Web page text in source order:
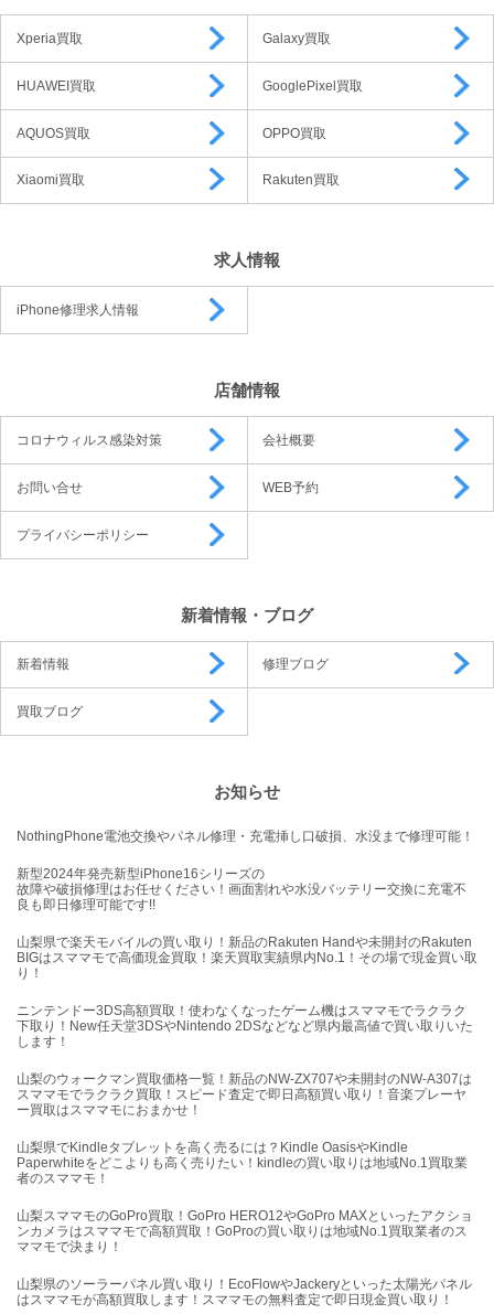
Xperia買取 Galaxy買取
HUAWEI買取 GooglePixel買取
AQUOS買取 OPPO買取
Xiaomi買取 Rakuten買取
求人情報
iPhone修理求人情報
店舗情報
コロナウィルス感染対策 会社概要
お問い合せ WEB予約
プライバシーポリシー
新着情報・ブログ
新着情報 修理ブログ
買取ブログ
お知らせ
NothingPhone電池交換やパネル修理・充電挿し口破損、水没まで修理可能！
新型2024年発売新型iPhone16シリーズの
故障や破損修理はお任せください！画面割れや水没バッテリー交換に充電不
良も即日修理可能です!!
山梨県で楽天モバイルの買い取り！新品のRakuten Handや未開封のRakuten
BIGはスママモで高価現金買取！楽天買取実績県内No.1！その場で現金買い取
り！
ニンテンドー3DS高額買取！使わなくなったゲーム機はスママモでラクラク
下取り！New任天堂3DSやNintendo 2DSなどなど県内最高値で買い取りいた
します！
山梨のウォークマン買取価格一覧！新品のNW-ZX707や未開封のNW-A307は
スママモでラクラク買取！スピード査定で即日高額買い取り！音楽プレーヤ
ー買取はスママモにおまかせ！
山梨県でKindleタブレットを高く売るには？Kindle OasisやKindle
Paperwhiteをどこよりも高く売りたい！kindleの買い取りは地域No.1買取業
者のスママモ！
山梨スママモのGoPro買取！GoPro HERO12やGoPro MAXといったアクショ
ンカメラはスママモで高額買取！GoProの買い取りは地域No.1買取業者のス
ママモで決まり！
山梨県のソーラーパネル買い取り！EcoFlowやJackeryといった太陽光パネル
はスママモが高額買取します！スママモの無料査定で即日現金買い取り！